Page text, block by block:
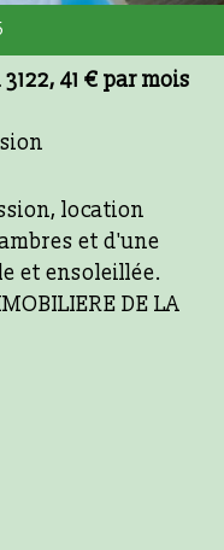
41 € par mois
location
et d'une
et ensoleillée.
DE LA